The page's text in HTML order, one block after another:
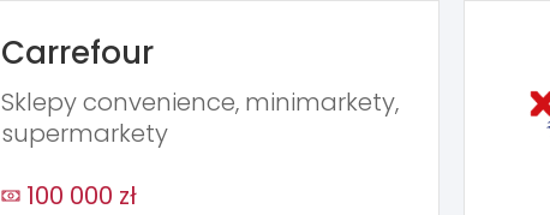
Carrefour
Sklepy convenience, minimarkety,
supermarkety
100 000 zł